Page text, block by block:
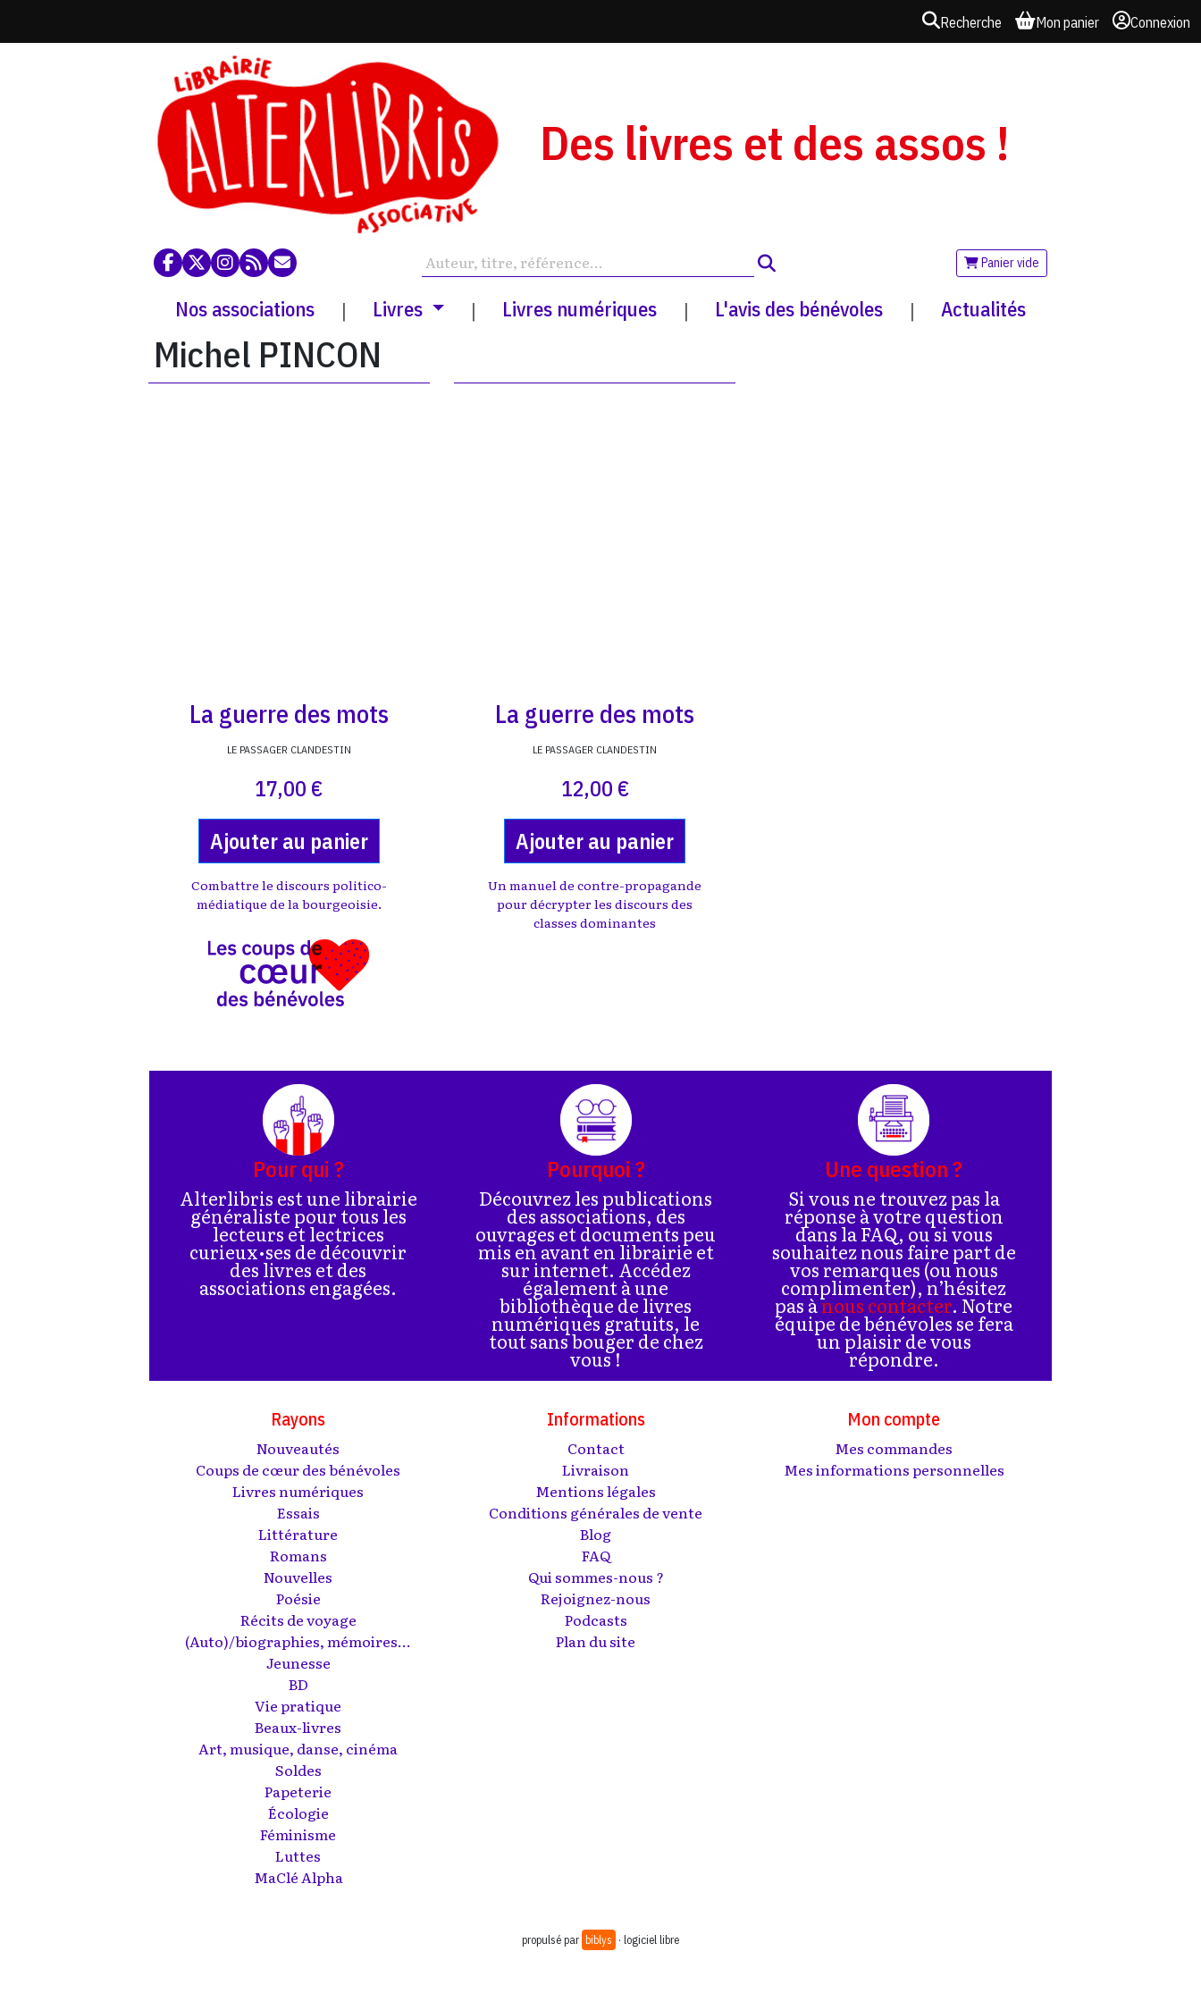
Recherche Mon panier Connexion
Des livres et des assos !
Panier vide
Nos associations | Livres | Livres numériques | L'avis des bénévoles | Actualités
Michel PINCON
La guerre des mots
LE PASSAGER CLANDESTIN
17,00 €
Ajouter au panier
Combattre le discours politico-
médiatique de la bourgeoisie.
La guerre des mots
LE PASSAGER CLANDESTIN
12,00 €
Ajouter au panier
Un manuel de contre-propagande
pour décrypter les discours des
classes dominantes
Pour qui ?
Alterlibris est une librairie
généraliste pour tous les
lecteurs et lectrices
curieux•ses de découvrir
des livres et des
associations engagées.
Pourquoi ?
Découvrez les publications
des associations, des
ouvrages et documents peu
mis en avant en librairie et
sur internet. Accédez
également à une
bibliothèque de livres
numériques gratuits, le
tout sans bouger de chez
vous !
Une question ?
Si vous ne trouvez pas la
réponse à votre question
dans la FAQ, ou si vous
souhaitez nous faire part de
vos remarques (ou nous
complimenter), n’hésitez
pas ànous contacter. Notre
équipe de bénévoles se fera
un plaisir de vous
répondre.
Rayons
Nouveautés
Coups de cœur des bénévoles
Livres numériques
Essais
Littérature
Romans
Nouvelles
Poésie
Récits de voyage
(Auto)/biographies, mémoires...
Jeunesse
BD
Vie pratique
Beaux-livres
Art, musique, danse, cinéma
Soldes
Papeterie
Écologie
Féminisme
Luttes
MaClé Alpha
Informations
Contact
Livraison
Mentions légales
Conditions générales de vente
Blog
FAQ
Qui sommes-nous ?
Rejoignez-nous
Podcasts
Plan du site
Mon compte
Mes commandes
Mes informations personnelles
propulsé par biblys · logiciel libre